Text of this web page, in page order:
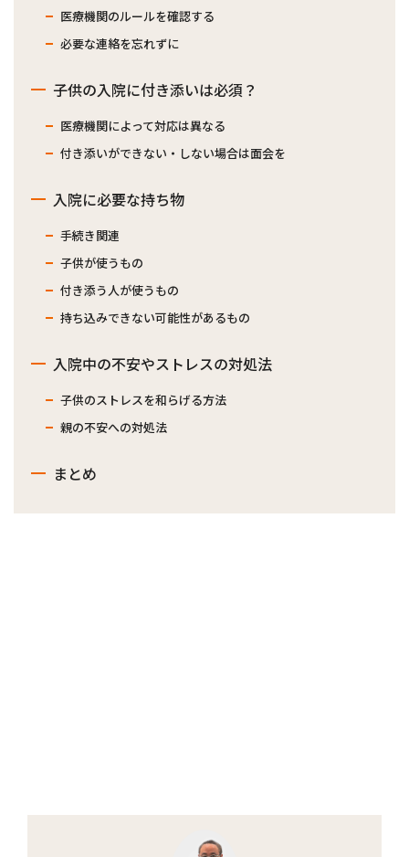
医療機関のルールを確認する
必要な連絡を忘れずに
子供の入院に付き添いは必須？
医療機関によって対応は異なる
付き添いができない・しない場合は面会を
入院に必要な持ち物
手続き関連
子供が使うもの
付き添う人が使うもの
持ち込みできない可能性があるもの
入院中の不安やストレスの対処法
子供のストレスを和らげる方法
親の不安への対処法
まとめ